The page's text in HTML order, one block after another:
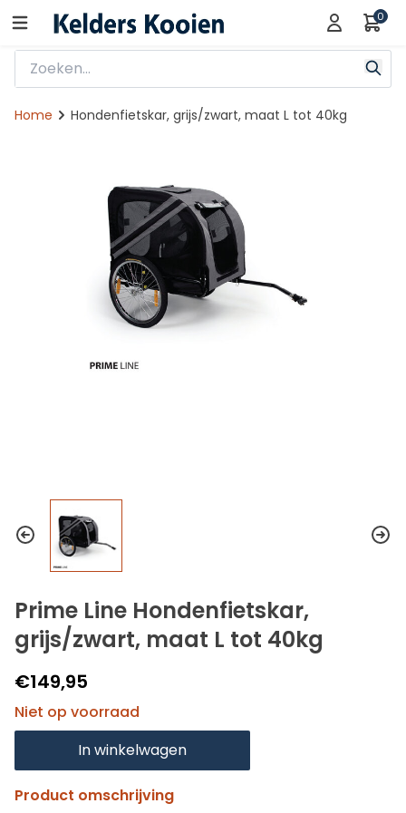
0
Home Hondenfietskar, grijs/zwart, maat L tot 40kg
Prime Line Hondenfietskar,
grijs/zwart, maat L tot 40kg
€149,95
Niet op voorraad
In winkelwagen
Product omschrijving